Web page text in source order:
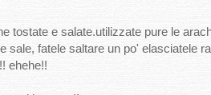
e salate.utilizzate pure le
sale, fatele saltare un po' elasciatele
ehehe!!